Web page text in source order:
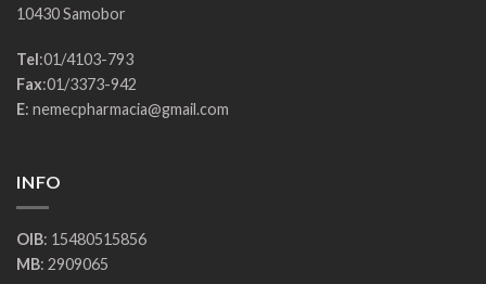
10430 Samobor
Tel:01/4103-793
Fax:01/3373-942
E: nemecpharmacia@gmail.com
INFO
OIB: 15480515856
MB: 2909065